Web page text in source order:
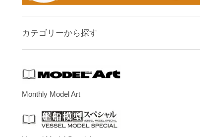
カテゴリーから探す
Monthly Model Art